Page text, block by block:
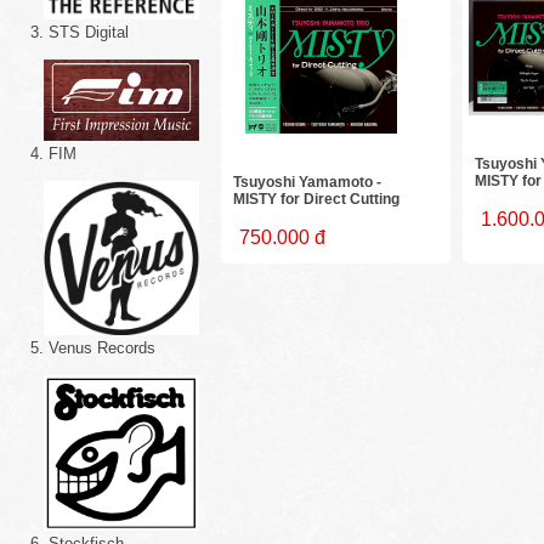
3. STS Digital
4. FIM
5. Venus Records
Tsuyoshi Yamamoto -
MISTY for Direct Cutting
750.000 đ
Tsuyoshi
MISTY